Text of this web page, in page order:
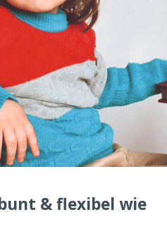
& flexibel wie